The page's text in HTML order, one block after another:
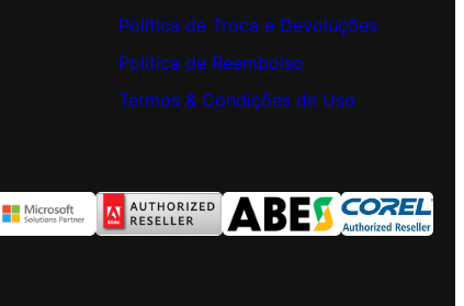
Política de Troca e Devoluções
Política de Reembolso
Termos & Condições de Uso